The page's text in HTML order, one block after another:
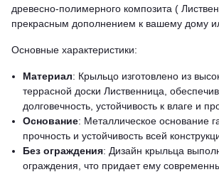
древесно-полимерного композита (
прекрасным дополнением к вашему дому
Основные характеристики:
Материал: Крыльцо изготовлено из
террасной доски Лиственница,
долговечность, устойчивость к влаге и
Основание: Металлическое основание
прочность и устойчивость всей
Без ограждения: Дизайн крыльца
ограждения, что придает ему